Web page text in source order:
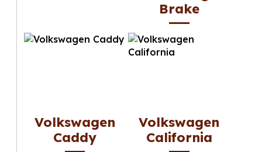
Brake
Volkswagen
Caddy
Volkswagen
California